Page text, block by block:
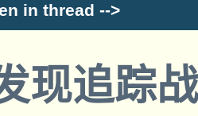
in thread -->
现追踪